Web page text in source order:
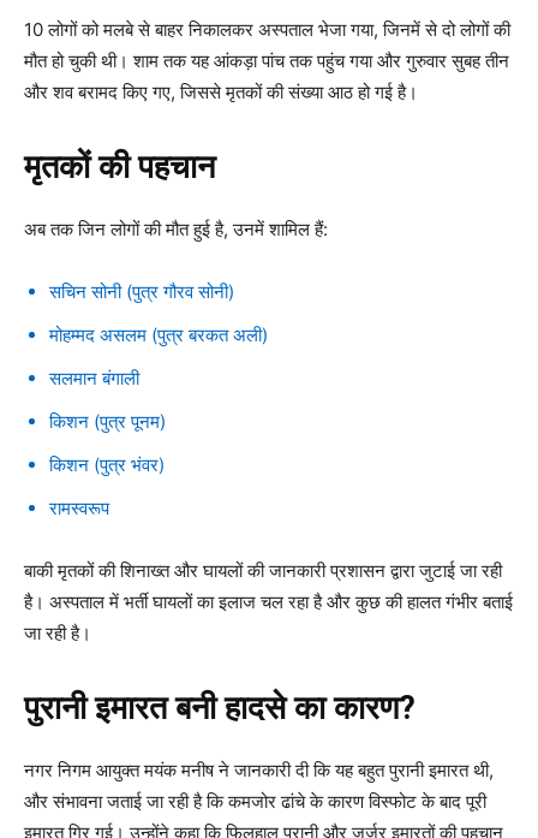
10 लोगों को मलबे से बाहर निकालकर अस्पताल भेजा गया, जिनमें से दो लोगों की
मौत हो चुकी थी। शाम तक यह आंकड़ा पांच तक पहुंच गया और गुरुवार सुबह तीन
और शव बरामद किए गए, जिससे मृतकों की संख्या आठ हो गई है।
मृतकों की पहचान
अब तक जिन लोगों की मौत हुई है, उनमें शामिल हैं:
सचिन सोनी (पुत्र गौरव सोनी)
मोहम्मद असलम (पुत्र बरकत अली)
सलमान बंगाली
किशन (पुत्र पूनम)
किशन (पुत्र भंवर)
रामस्वरूप
बाकी मृतकों की शिनाख्त और घायलों की जानकारी प्रशासन द्वारा जुटाई जा रही
है। अस्पताल में भर्ती घायलों का इलाज चल रहा है और कुछ की हालत गंभीर बताई
जा रही है।
पुरानी इमारत बनी हादसे का कारण?
नगर निगम आयुक्त मयंक मनीष ने जानकारी दी कि यह बहुत पुरानी इमारत थी,
और संभावना जताई जा रही है कि कमजोर ढांचे के कारण विस्फोट के बाद पूरी
इमारत गिर गई। उन्होंने कहा कि फिलहाल पुरानी और जर्जर इमारतों की पहचान